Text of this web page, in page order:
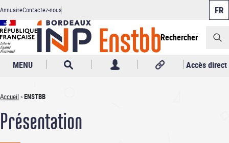
Aller
au
contenu
principal
Header
AnnuaireContactez-nous
Rechercher
MENU Accès direct
Fil
d'Ariane
Accueil ENSTBB
Présentation
Panneau de gestion des cookies